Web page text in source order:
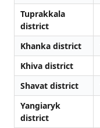
Tuprakkala
district
Khanka district
Khiva district
Shavat district
Yangiaryk
district